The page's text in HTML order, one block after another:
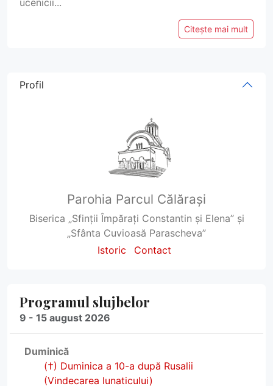
Citește mai mult
Profil
Parohia Parcul Călărași
Biserica „Sfinții Împărați Constantin și Elena” și
„Sfânta Cuvioasă Parascheva”
Istoric
Contact
Programul slujbelor
9 - 15 august 2026
Duminică
(†) Duminica a 10-a după Rusalii
(Vindecarea lunaticului)